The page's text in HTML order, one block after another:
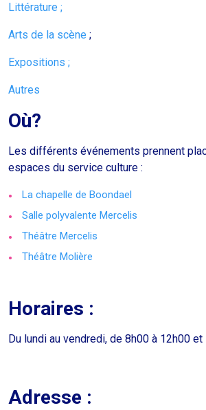
Littérature ;
Arts de la scène ;
Expositions ;
Autres
Où?
Les différents événements prennent
espaces du service culture :
La chapelle de Boondael
Salle polyvalente Mercelis
Théâtre Mercelis
Théâtre Molière
Horaires :
Du lundi au vendredi, de 8h00 à 12h00
Adresse :